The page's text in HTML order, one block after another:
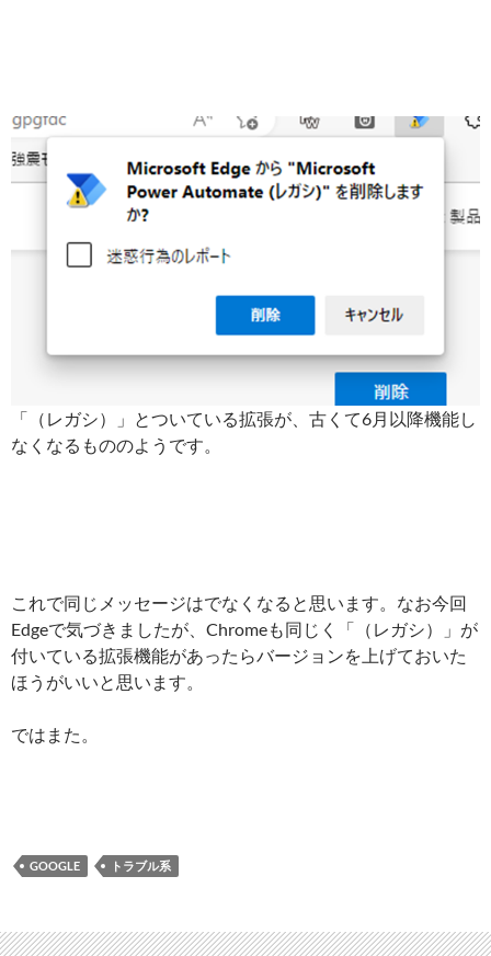
「（レガシ）」とついている拡張が、古くて6月以降機能し
なくなるもののようです。
これで同じメッセージはでなくなると思います。なお今回
Edgeで気づきましたが、Chromeも同じく「（レガシ）」が
付いている拡張機能があったらバージョンを上げておいた
ほうがいいと思います。
ではまた。
GOOGLE トラブル系